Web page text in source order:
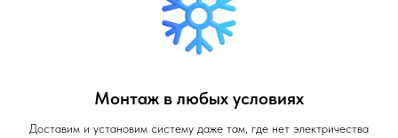
Монтаж в любых условиях
Доставим и установим систему даже там, где нет электричества